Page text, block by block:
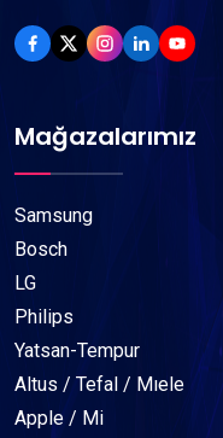
Mağazalarımız
Samsung
Bosch
LG
Philips
Yatsan-Tempur
Altus / Tefal / Mıele
Apple / Mi